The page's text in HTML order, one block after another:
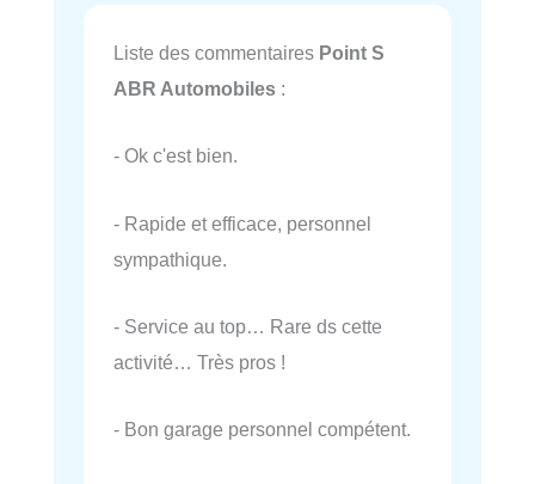
Liste des commentaires Point S
ABR Automobiles :
- Ok c'est bien.
- Rapide et efficace, personnel
sympathique.
- Service au top… Rare ds cette
activité… Très pros !
- Bon garage personnel compétent.